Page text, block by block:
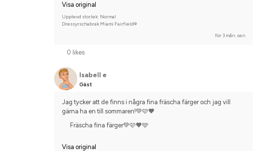
Visa original
Upplevd storlek: Normal
Dressyrschabrak Miami Fairfield®
för 3 mån. sen
0 likes
Isabell e
Gäst
Jag tycker att de finns i några fina fräscha färger och jag vill
gärna ha en till sommaren!💚🩷🧡
Fräscha fina färger💚🩷🧡🩵
Visa original